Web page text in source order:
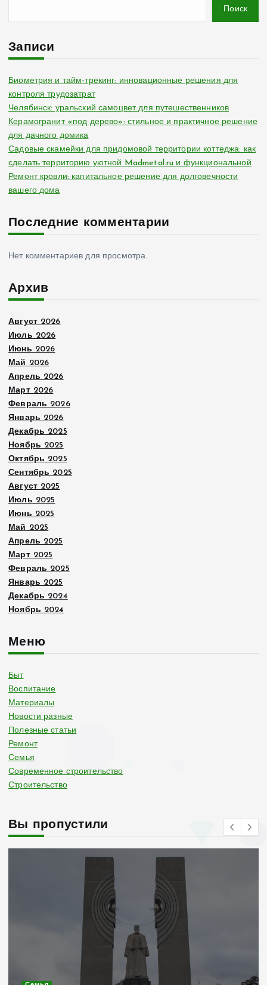
Поиск
Записи
Биометрия и тайм-трекинг: инновационные решения для
контроля трудозатрат
Челябинск: уральский самоцвет для путешественников
Керамогранит «под дерево»: стильное и практичное решение
для дачного домика
Садовые скамейки для придомовой территории коттеджа: как
сделать территорию уютной Madmetal.ru и функциональной
Ремонт кровли: капитальное решение для долговечности
вашего дома
Последние комментарии
Нет комментариев для просмотра.
Архив
Август 2026
Июль 2026
Июнь 2026
Май 2026
Апрель 2026
Март 2026
Февраль 2026
Январь 2026
Декабрь 2025
Ноябрь 2025
Октябрь 2025
Сентябрь 2025
Август 2025
Июль 2025
Июнь 2025
Май 2025
Апрель 2025
Март 2025
Февраль 2025
Январь 2025
Декабрь 2024
Ноябрь 2024
Меню
Быт
Воспитание
Материалы
Новости разные
Полезные статьи
Ремонт
Семья
Современное строительство
Строительство
Вы пропустили
Современное строительство